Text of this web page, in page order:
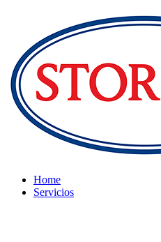
Home
Servicios